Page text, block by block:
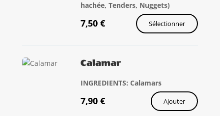
hachée, Tenders, Nuggets)
7,50 € Sélectionner
Calamar
INGREDIENTS: Calamars
7,90 € Ajouter